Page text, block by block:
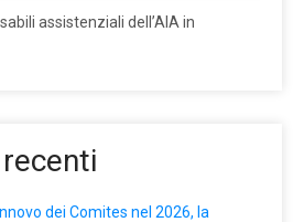
assistenziali dell’AIA in
dei Comites nel 2026, la